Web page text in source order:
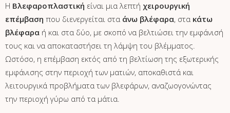
Η Βλεφαροπλαστική είναι μια λεπτή χειρουργική
επέμβαση που διενεργείται στα άνω βλέφαρα, στα κάτω
βλέφαρα ή και στα δύο, με σκοπό να βελτιώσει την εμφάνισή
τους και να αποκαταστήσει τη λάμψη του βλέμματος.
Ωστόσο, η επέμβαση εκτός από τη βελτίωση της εξωτερικής
εμφάνισης στην περιοχή των ματιών, αποκαθιστά και
λειτουργικά προβλήματα των βλεφάρων, αναζωογονώντας
την περιοχή γύρω από τα μάτια.